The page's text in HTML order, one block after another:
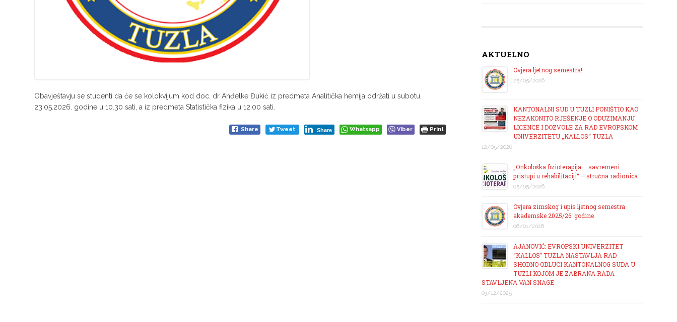
Obavještavju se studenti da će se kolokvijum kod doc. dr Anđelke Đukić iz predmeta Analitička hemija održati u subotu,
23.05.2026. godine u 10.30 sati, a iz predmeta Statistička fizika u 12.00 sati.
Share Tweet Share Whatsapp Viber Print
AKTUELNO
Ovjera ljetnog semestra!
25/05/2026
KANTONALNI SUD U TUZLI PONIŠTIO KAO
NEZAKONITO RJEŠENJE O ODUZIMANJU
LICENCE I DOZVOLE ZA RAD EVROPSKOM
UNIVERZITETU „KALLOS“ TUZLA
12/05/2026
„Onkološka fizioterapija – savremeni
pristupi u rehabilitaciji“ – stručna radionica
05/05/2026
Ovjera zimskog i upis ljetnog semestra
akademske 2025/26. godine
06/01/2026
AJANOVIĆ: EVROPSKI UNIVERZITET
“KALLOS” TUZLA NASTAVLJA RAD
SHODNO ODLUCI KANTONALNOG SUDA U
TUZLI KOJOM JE ZABRANA RADA
STAVLJENA VAN SNAGE
03/12/2025